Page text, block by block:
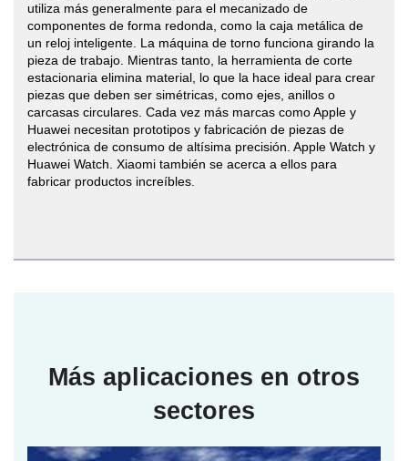
utiliza más generalmente para el mecanizado de
componentes de forma redonda, como la caja metálica de
un reloj inteligente. La máquina de torno funciona girando la
pieza de trabajo. Mientras tanto, la herramienta de corte
estacionaria elimina material, lo que la hace ideal para crear
piezas que deben ser simétricas, como ejes, anillos o
carcasas circulares. Cada vez más marcas como Apple y
Huawei necesitan prototipos y fabricación de piezas de
electrónica de consumo de altísima precisión. Apple Watch y
Huawei Watch. Xiaomi también se acerca a ellos para
fabricar productos increíbles.
Más aplicaciones en otros
sectores